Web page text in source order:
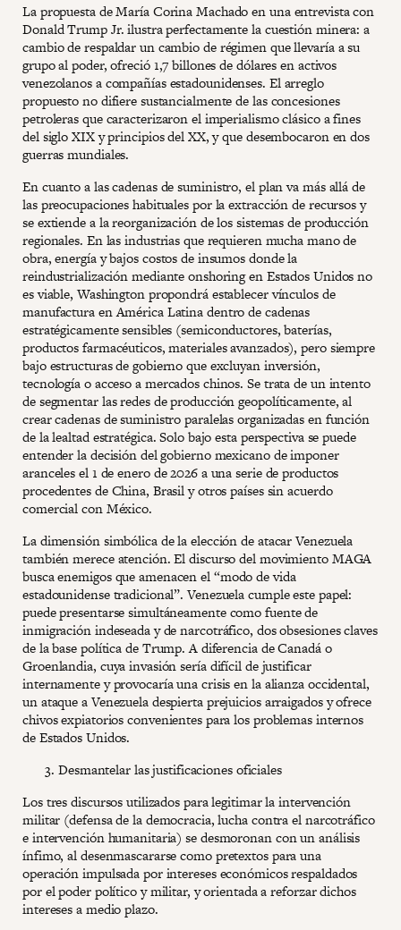
La propuesta de María Corina Machado en una entrevista con
Donald Trump Jr. ilustra perfectamente la cuestión minera: a
cambio de respaldar un cambio de régimen que llevaría a su
grupo al poder, ofreció 1,7 billones de dólares en activos
venezolanos a compañías estadounidenses. El arreglo
propuesto no difiere sustancialmente de las concesiones
petroleras que caracterizaron el imperialismo clásico a fines
del siglo XIX y principios del XX, y que desembocaron en dos
guerras mundiales.
En cuanto a las cadenas de suministro, el plan va más allá de
las preocupaciones habituales por la extracción de recursos y
se extiende a la reorganización de los sistemas de producción
regionales. En las industrias que requieren mucha mano de
obra, energía y bajos costos de insumos donde la
reindustrialización mediante onshoring en Estados Unidos no
es viable, Washington propondrá establecer vínculos de
manufactura en América Latina dentro de cadenas
estratégicamente sensibles (semiconductores, baterías,
productos farmacéuticos, materiales avanzados), pero siempre
bajo estructuras de gobierno que excluyan inversión,
tecnología o acceso a mercados chinos. Se trata de un intento
de segmentar las redes de producción geopolíticamente, al
crear cadenas de suministro paralelas organizadas en función
de la lealtad estratégica. Solo bajo esta perspectiva se puede
entender la decisión del gobierno mexicano de imponer
aranceles el 1 de enero de 2026 a una serie de productos
procedentes de China, Brasil y otros países sin acuerdo
comercial con México.
La dimensión simbólica de la elección de atacar Venezuela
también merece atención. El discurso del movimiento MAGA
busca enemigos que amenacen el “modo de vida
estadounidense tradicional”. Venezuela cumple este papel:
puede presentarse simultáneamente como fuente de
inmigración indeseada y de narcotráfico, dos obsesiones claves
de la base política de Trump. A diferencia de Canadá o
Groenlandia, cuya invasión sería difícil de justificar
internamente y provocaría una crisis en la alianza occidental,
un ataque a Venezuela despierta prejuicios arraigados y ofrece
chivos expiatorios convenientes para los problemas internos
de Estados Unidos.
Desmantelar las justificaciones oficiales
Los tres discursos utilizados para legitimar la intervención
militar (defensa de la democracia, lucha contra el narcotráfico
e intervención humanitaria) se desmoronan con un análisis
ínfimo, al desenmascararse como pretextos para una
operación impulsada por intereses económicos respaldados
por el poder político y militar, y orientada a reforzar dichos
intereses a medio plazo.